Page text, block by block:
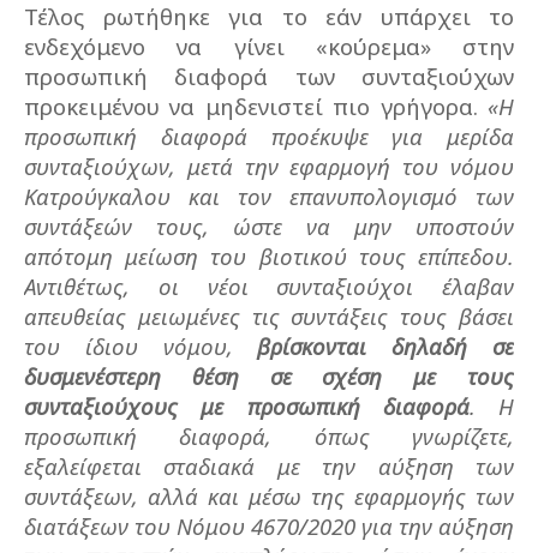
Τέλος ρωτήθηκε για το εάν υπάρχει το
ενδεχόμενο να γίνει «κούρεμα» στην
προσωπική διαφορά των συνταξιούχων
προκειμένου να μηδενιστεί πιο γρήγορα. «Η
προσωπική διαφορά προέκυψε για μερίδα
συνταξιούχων, μετά την εφαρμογή του νόμου
Κατρούγκαλου και τον επανυπολογισμό των
συντάξεών τους, ώστε να μην υποστούν
απότομη μείωση του βιοτικού τους επίπεδου.
Αντιθέτως, οι νέοι συνταξιούχοι έλαβαν
απευθείας μειωμένες τις συντάξεις τους βάσει
του ίδιου νόμου,βρίσκονται δηλαδή σε
δυσμενέστερη θέση σε σχέση με τους
συνταξιούχους με προσωπική διαφορά. Η
προσωπική διαφορά, όπως γνωρίζετε,
εξαλείφεται σταδιακά με την αύξηση των
συντάξεων, αλλά και μέσω της εφαρμογής των
διατάξεων του Νόμου 4670/2020 για την αύξηση